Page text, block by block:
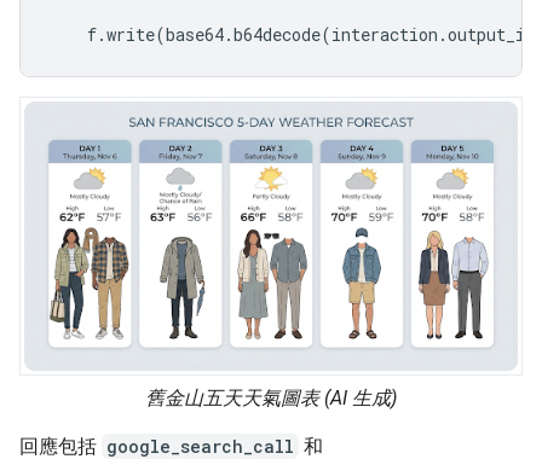
f.write(base64.b64decode(interaction .
舊金山五天天氣圖表 (AI 生成)
回應包括 google_search_call 和